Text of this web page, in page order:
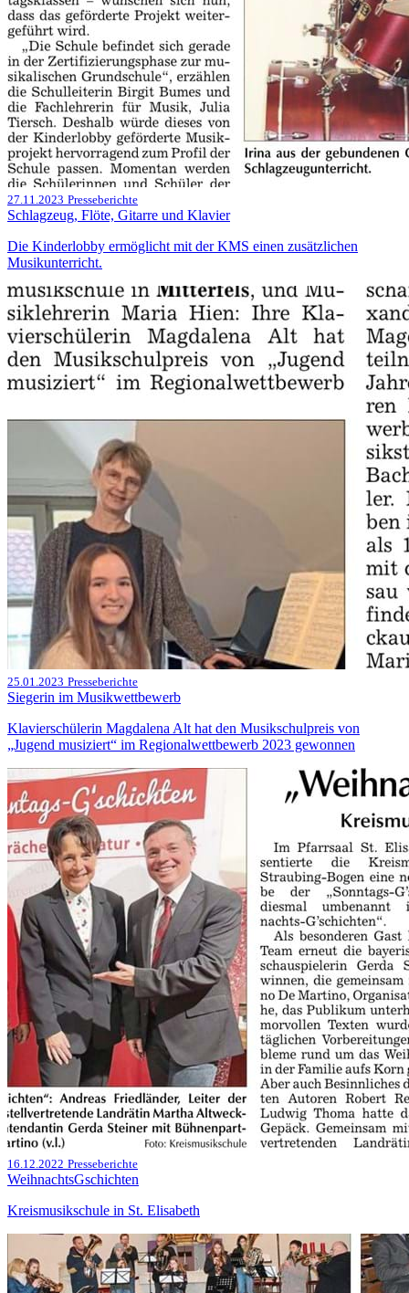
27.11.2023 Presseberichte
Schlagzeug, Flöte, Gitarre und Klavier
Die Kinderlobby ermöglicht mit der KMS einen zusätzlichen
Musikunterricht.
25.01.2023 Presseberichte
Siegerin im Musikwettbewerb
Klavierschülerin Magdalena Alt hat den Musikschulpreis von
„Jugend musiziert“ im Regionalwettbewerb 2023 gewonnen
16.12.2022 Presseberichte
WeihnachtsGschichten
Kreismusikschule in St. Elisabeth